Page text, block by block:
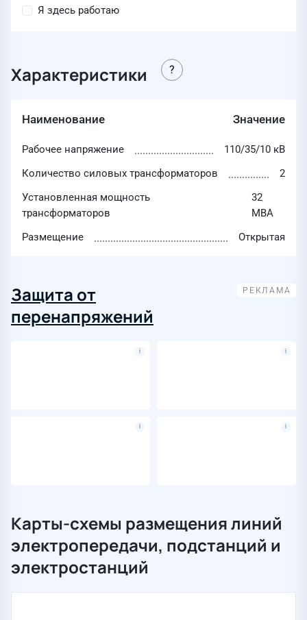
Я здесь работаю
Характеристики
Наименование Значение
Рабочее напряжение
110/35/10 кВ
Количество силовых трансформаторов
2
Установленная мощность
трансформаторов
32
МВА
Размещение
Открытая
Защита от
перенапряжений
Карты-схемы размещения линий
электропередачи, подстанций и
электростанций